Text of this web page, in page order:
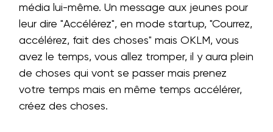
média lui-même. Un message aux jeunes pour
leur dire "Accélérez", en mode startup, "Courrez,
accélérez, fait des choses" mais OKLM, vous
avez le temps, vous allez tromper, il y aura plein
de choses qui vont se passer mais prenez
votre temps mais en même temps accélérer,
créez des choses.